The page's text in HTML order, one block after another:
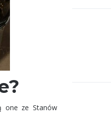
one ze Stanów